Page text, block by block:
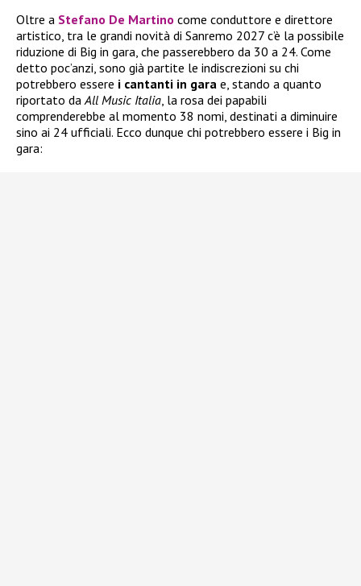
Oltre a Stefano De Martino come conduttore e direttore
artistico, tra le grandi novità di Sanremo 2027 c’è la possibile
riduzione di Big in gara, che passerebbero da 30 a 24. Come
detto poc’anzi, sono già partite le indiscrezioni su chi
potrebbero essere i cantanti in gara e, stando a quanto
riportato daAll Music Italia, la rosa dei papabili
comprenderebbe al momento 38 nomi, destinati a diminuire
sino ai 24 ufficiali. Ecco dunque chi potrebbero essere i Big in
gara: